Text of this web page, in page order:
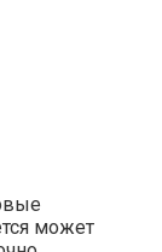
может